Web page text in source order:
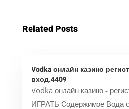
Related Posts
Vodka онлайн казино
вход.4409
Vodka онлайн казино -
ИГРАТЬ Содержимое Вода